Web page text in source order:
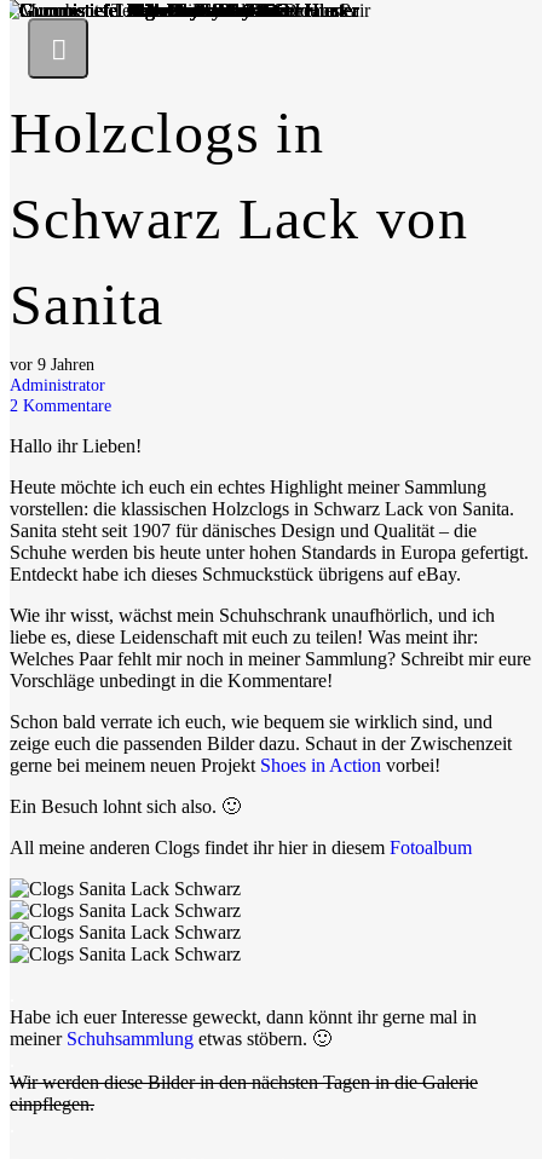
Holzclogs in
Schwarz Lack von
Sanita
vor 9 Jahren
Administrator
2 Kommentare
Hallo ihr Lieben!
Heute möchte ich euch ein echtes Highlight meiner Sammlung
vorstellen: die klassischen Holzclogs in Schwarz Lack von Sanita.
Sanita steht seit 1907 für dänisches Design und Qualität – die
Schuhe werden bis heute unter hohen Standards in Europa gefertigt.
Entdeckt habe ich dieses Schmuckstück übrigens auf eBay.
Wie ihr wisst, wächst mein Schuhschrank unaufhörlich, und ich
liebe es, diese Leidenschaft mit euch zu teilen! Was meint ihr:
Welches Paar fehlt mir noch in meiner Sammlung? Schreibt mir eure
Vorschläge unbedingt in die Kommentare!
Schon bald verrate ich euch, wie bequem sie wirklich sind, und
zeige euch die passenden Bilder dazu. Schaut in der Zwischenzeit
gerne bei meinem neuen Projekt Shoes in Action vorbei!
Ein Besuch lohnt sich also. 🙂
All meine anderen Clogs findet ihr hier in diesem Fotoalbum
Habe ich euer Interesse geweckt, dann könnt ihr gerne mal in
meiner Schuhsammlung etwas stöbern. 🙂
Wir werden diese Bilder in den nächsten Tagen in die Galerie
einpflegen.